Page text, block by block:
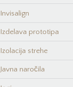
Invisalign
Izdelava prototipa
Izolacija strehe
Javna naročila